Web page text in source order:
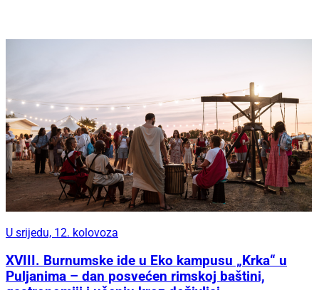
U srijedu, 12. kolovoza
XVIII. Burnumske ide u Eko kampusu „Krka“ u
Puljanima – dan posvećen rimskoj baštini,